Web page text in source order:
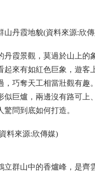
山丹霞地貌(資料來源:欣
丹霞景觀，莫過於山上的
起來有如紅色巨象，遊客
，巧奪天工相當壯觀有趣
似巨爐，兩邊沒有路可上
驚問到底如何打造。
料來源:欣傳媒)
立群山中的香爐峰，是齊